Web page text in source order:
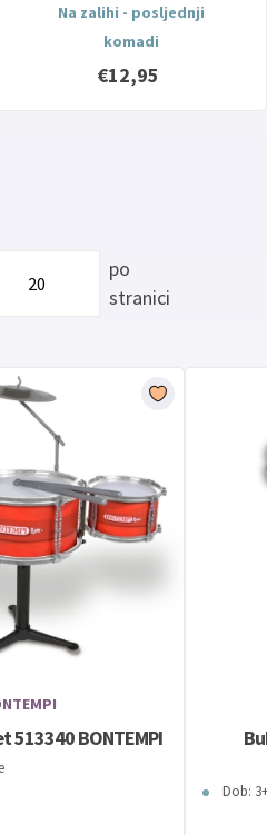
Na zalihi - posljednji
komadi
€12,95
po
stranici
513340 BONTEMPI
Dob: